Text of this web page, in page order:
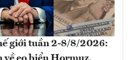
giới tuần 2-8/8/2026: